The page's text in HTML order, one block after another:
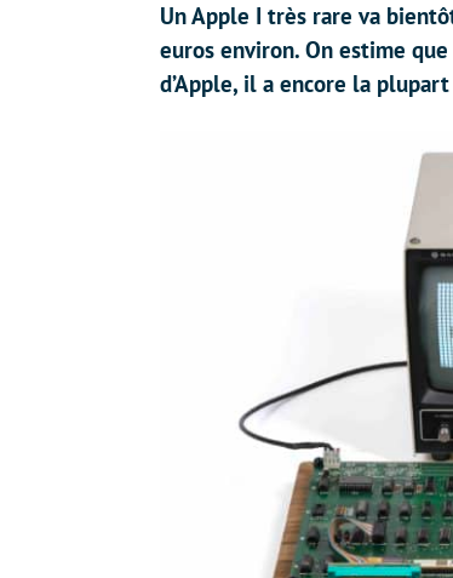
Un Apple I très rare va
euros environ. On estime
d’Apple, il a encore la